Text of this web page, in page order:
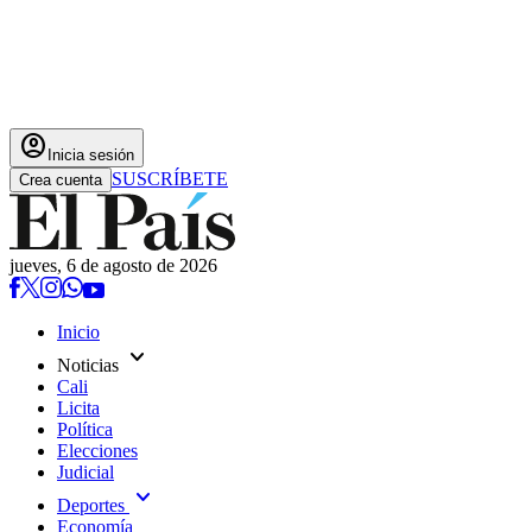
account_circle Inicia sesión
Crea cuenta SUSCRÍBETE
jueves, 6 de agosto de 2026
Inicio
Noticias expand_more
Cali
Licita
Política
Elecciones
Judicial
Deportes expand_more
Economía